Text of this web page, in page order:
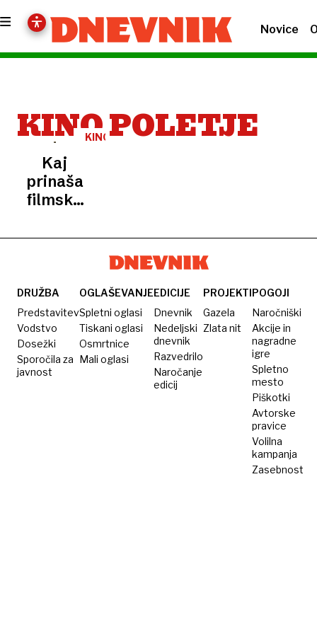
Novice
KINO POLETJE
KINO
Kaj
prinaša
filmsko
2026
DRUŽBA
Predstavitev
Vodstvo
Dosežki
Sporočila za
javnost
OGLAŠEVANJE
Spletni oglasi
Tiskani oglasi
Osmrtnice
Mali oglasi
EDICIJE
Dnevnik
Nedeljski
dnevnik
Razvedrilo
Naročanje
edicij
PROJEKTI
Gazela
Zlata nit
POGOJI
Naročniški
Akcije in
nagradne
igre
Spletno
mesto
Piškotki
Avtorske
pravice
Volilna
kampanja
Zasebnost